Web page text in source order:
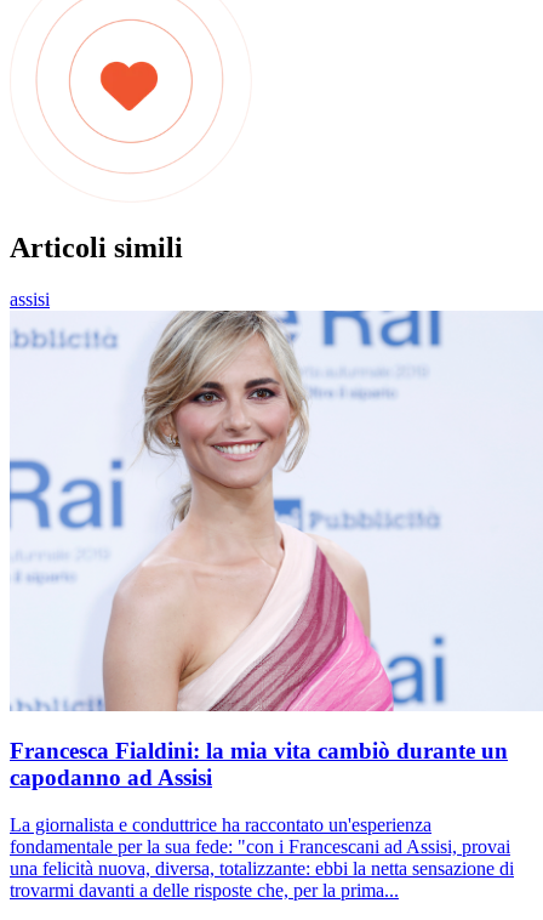
Articoli simili
assisi
Francesca Fialdini: la mia vita cambiò durante un
capodanno ad Assisi
La giornalista e conduttrice ha raccontato un'esperienza
fondamentale per la sua fede: "con i Francescani ad Assisi, provai
una felicità nuova, diversa, totalizzante: ebbi la netta sensazione di
trovarmi davanti a delle risposte che, per la prima...